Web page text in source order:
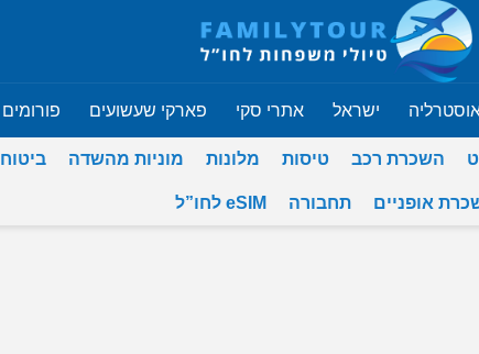
ישראל אתרי סקי פארקי שעשועים פורומים
השכרת רכב טיסות מלונות מוניות מהשדה ביטוח
אופניים תחבורה eSIM לחו”ל